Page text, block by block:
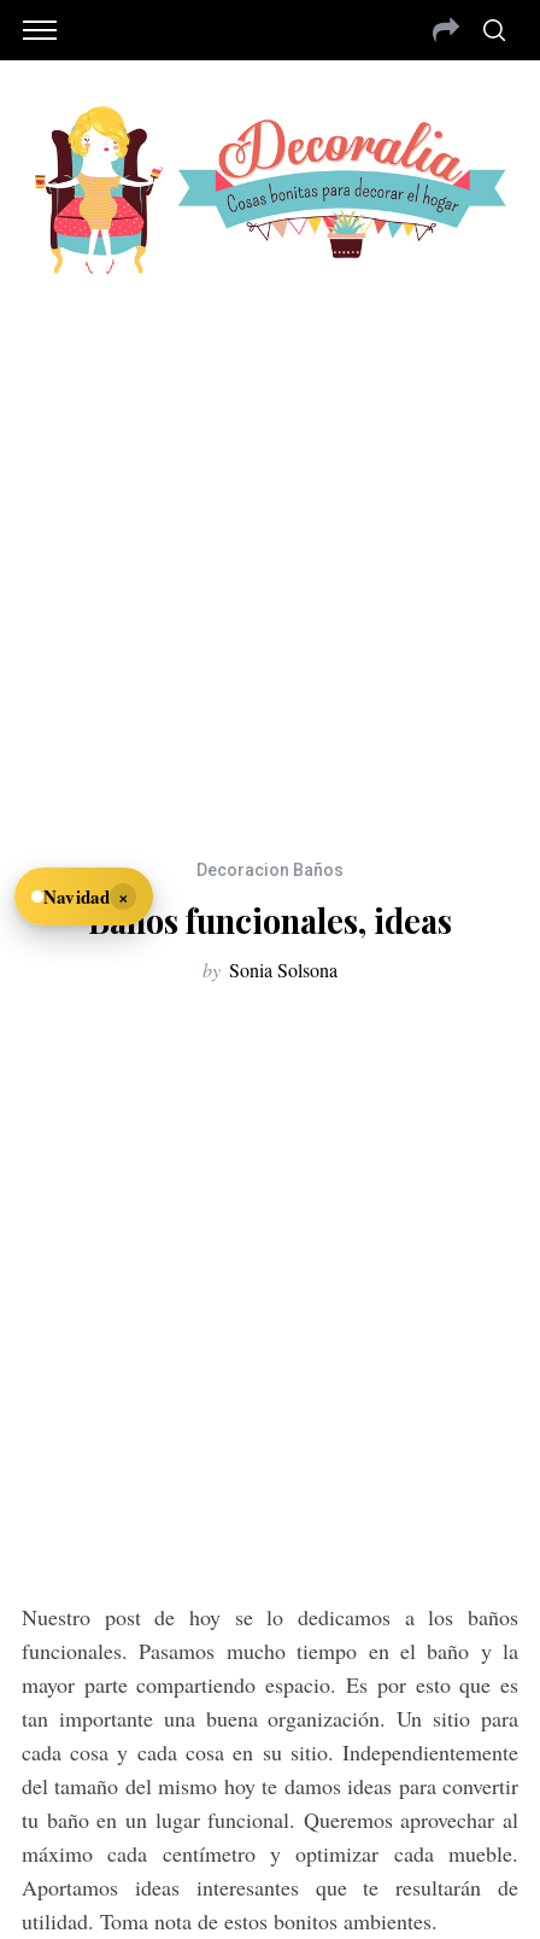
Decoracion Baños
Baños funcionales, ideas
by Sonia Solsona
Nuestro post de hoy se lo dedicamos a los baños
funcionales. Pasamos mucho tiempo en el baño y la
mayor parte compartiendo espacio. Es por esto que es
tan importante una buena organización. Un sitio para
cada cosa y cada cosa en su sitio. Independientemente
del tamaño del mismo hoy te damos ideas para convertir
tu baño en un lugar funcional. Queremos aprovechar al
máximo cada centímetro y optimizar cada mueble.
Aportamos ideas interesantes que te resultarán de
utilidad. Toma nota de estos bonitos ambientes.
Navidad ×